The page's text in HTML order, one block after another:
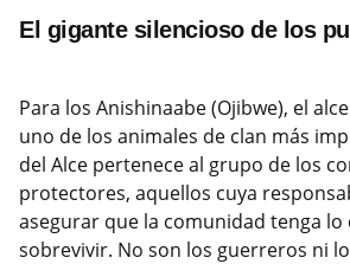
El gigante silencioso de los
Para los Anishinaabe (Ojibwe), el
uno de los animales de clan más
del Alce pertenece al grupo de los
protectores, aquellos cuya
asegurar que la comunidad tenga lo
sobrevivir. No son los guerreros ni